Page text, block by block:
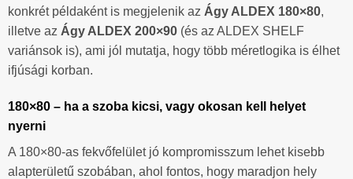
konkrét példaként is megjelenik az Ágy ALDEX 180×80,
illetve az Ágy ALDEX 200×90 (és az ALDEX SHELF
variánsok is), ami jól mutatja, hogy több méretlogika is élhet
ifjúsági korban.
180×80 – ha a szoba kicsi, vagy okosan kell helyet
nyerni
A 180×80-as fekvőfelület jó kompromisszum lehet kisebb
alapterületű szobában, ahol fontos, hogy maradjon hely